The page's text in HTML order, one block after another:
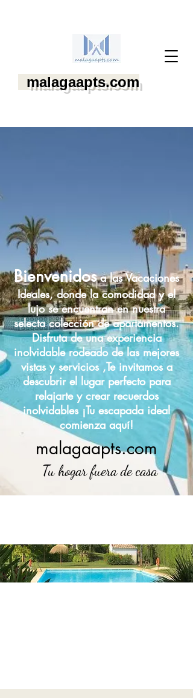
malagaapts.com
Bienvenidosa las Vacaciones
Ideales, donde la comodidad y el
lujo se encuentran en nuestra
selecta colección de apartamentos.
Disfruta de una experiencia
inolvidable rodeado de las mejores
vistas y servicios ,Te invitamos a
descubrir el lugar perfecto para
relajarte y crear recuerdos
inolvidables ¡Tu escapada ideal
comienza aquí!
malagaapts.com
Tu hogar fuera de casa